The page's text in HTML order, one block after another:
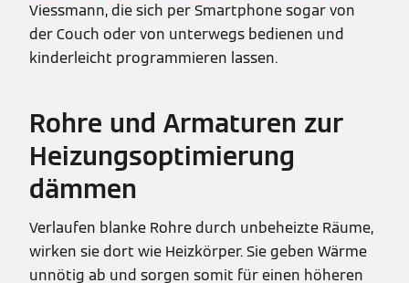
Viessmann, die sich per Smartphone sogar von
der Couch oder von unterwegs bedienen und
kinderleicht programmieren lassen.
Rohre und Armaturen zur
Heizungsoptimierung
dämmen
Verlaufen blanke Rohre durch unbeheizte Räume,
wirken sie dort wie Heizkörper. Sie geben Wärme
unnötig ab und sorgen somit für einen höheren